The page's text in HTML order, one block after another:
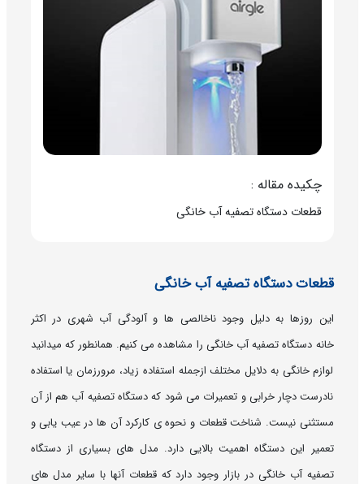
چکیده مقاله :
قطعات دستگاه تصفیه آب خانگی
قطعات دستگاه تصفیه آب خانگی
این روزها به دلیل وجود ناخالصی ها و آلودگی آب شهری در اکثر
خانه دستگاه تصفیه آب خانگی را مشاهده می کنیم. همانطور که میدانید
لوازم خانگی به دلایل مختلف ازجمله استفاده زیاد، مرورزمان یا استفاده
نادرست دچار خرابی و تعمیرات می شود که دستگاه تصفیه آب هم از آن
مستثنی نیست. شناخت قطعات و نحوه ی کارکرد آن ها در عیب یابی و
تعمیر این دستگاه اهمیت بالایی دارد. مدل های بسیاری از دستگاه
تصفیه آب خانگی در بازار وجود دارد که قطعات آنها با سایر مدل های